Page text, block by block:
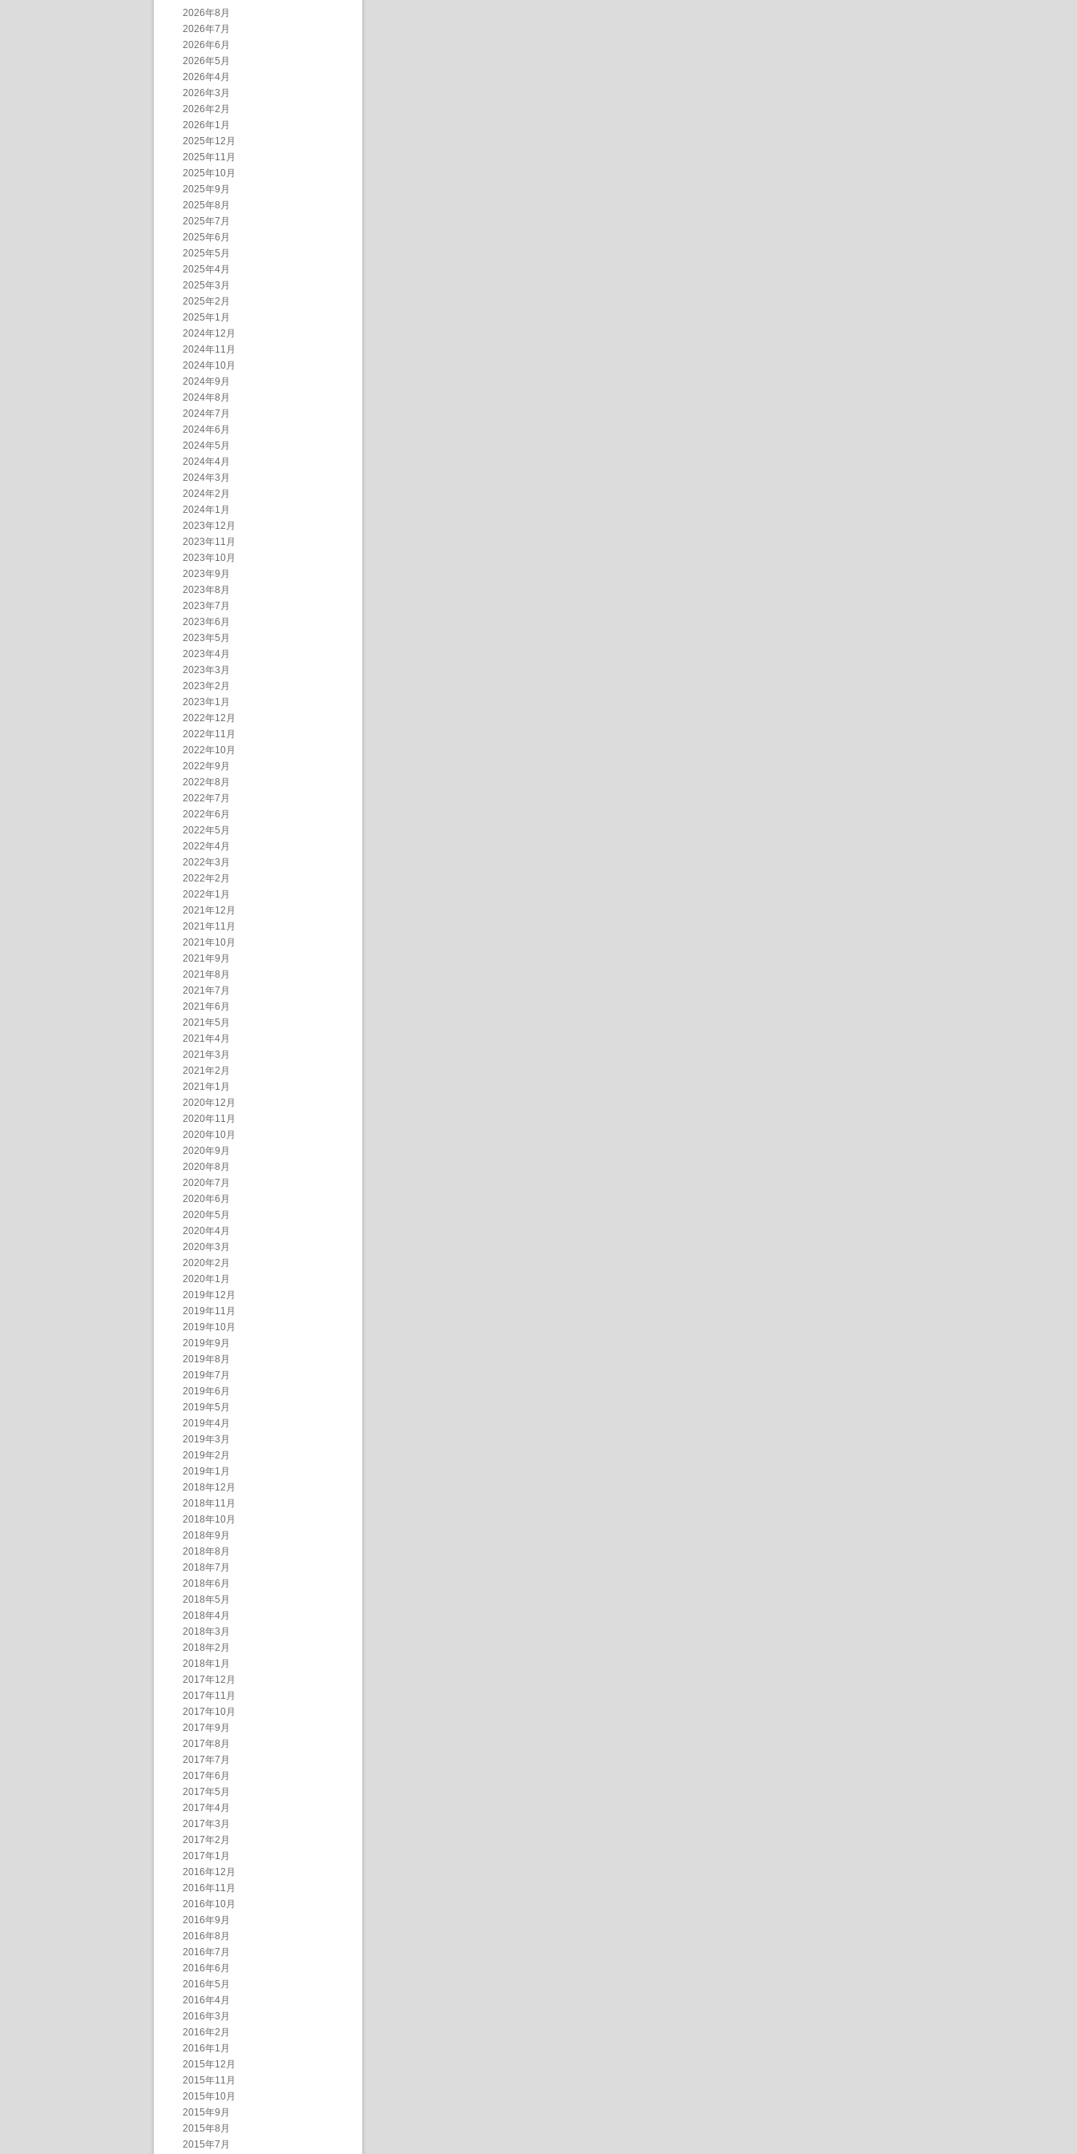
2026年8月
2026年7月
2026年6月
2026年5月
2026年4月
2026年3月
2026年2月
2026年1月
2025年12月
2025年11月
2025年10月
2025年9月
2025年8月
2025年7月
2025年6月
2025年5月
2025年4月
2025年3月
2025年2月
2025年1月
2024年12月
2024年11月
2024年10月
2024年9月
2024年8月
2024年7月
2024年6月
2024年5月
2024年4月
2024年3月
2024年2月
2024年1月
2023年12月
2023年11月
2023年10月
2023年9月
2023年8月
2023年7月
2023年6月
2023年5月
2023年4月
2023年3月
2023年2月
2023年1月
2022年12月
2022年11月
2022年10月
2022年9月
2022年8月
2022年7月
2022年6月
2022年5月
2022年4月
2022年3月
2022年2月
2022年1月
2021年12月
2021年11月
2021年10月
2021年9月
2021年8月
2021年7月
2021年6月
2021年5月
2021年4月
2021年3月
2021年2月
2021年1月
2020年12月
2020年11月
2020年10月
2020年9月
2020年8月
2020年7月
2020年6月
2020年5月
2020年4月
2020年3月
2020年2月
2020年1月
2019年12月
2019年11月
2019年10月
2019年9月
2019年8月
2019年7月
2019年6月
2019年5月
2019年4月
2019年3月
2019年2月
2019年1月
2018年12月
2018年11月
2018年10月
2018年9月
2018年8月
2018年7月
2018年6月
2018年5月
2018年4月
2018年3月
2018年2月
2018年1月
2017年12月
2017年11月
2017年10月
2017年9月
2017年8月
2017年7月
2017年6月
2017年5月
2017年4月
2017年3月
2017年2月
2017年1月
2016年12月
2016年11月
2016年10月
2016年9月
2016年8月
2016年7月
2016年6月
2016年5月
2016年4月
2016年3月
2016年2月
2016年1月
2015年12月
2015年11月
2015年10月
2015年9月
2015年8月
2015年7月